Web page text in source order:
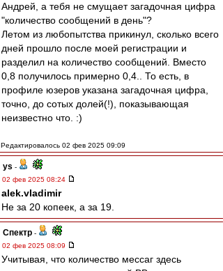
Андрей, а тебя не смущает загадочная цифра
"количество сообщений в день"?
Летом из любопытства прикинул, сколько всего
дней прошло после моей регистрации и
разделил на количество сообщений. Вместо
0,8 получилось примерно 0,4.. То есть, в
профиле юзеров указана загадочная цифра,
точно, до сотых долей(!), показывающая
неизвестно что. :)
Редактировалось 02 фев 2025 09:09
ys -
02 фев 2025 08:24
alek.vladimir
Не за 20 копеек, а за 19.
Спектр -
02 фев 2025 08:09
Учитывая, что количество мессаг здесь